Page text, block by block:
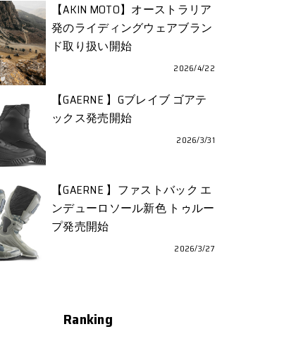
【AKIN MOTO】オーストラリア
発のライディングウェアブラン
ド取り扱い開始
2026/4/22
【GAERNE 】Gブレイブ ゴアテ
ックス発売開始
2026/3/31
【GAERNE 】ファストバック エ
ンデューロソール新色 トゥルー
プ発売開始
2026/3/27
Ranking